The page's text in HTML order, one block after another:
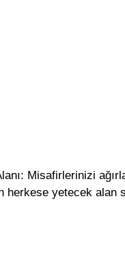
Misafirlerinizi
herkese yetecek alan